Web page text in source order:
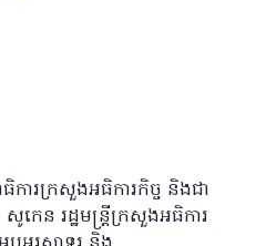
ការក្រសួងអធិការកិច្ច និងជា
េន រដ្ឋមន្រ្តីក្រសួងអធិការ